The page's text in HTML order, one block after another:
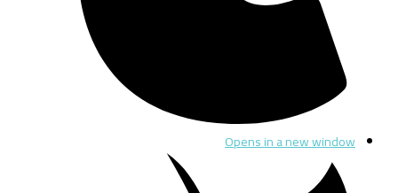
Opens in a new window